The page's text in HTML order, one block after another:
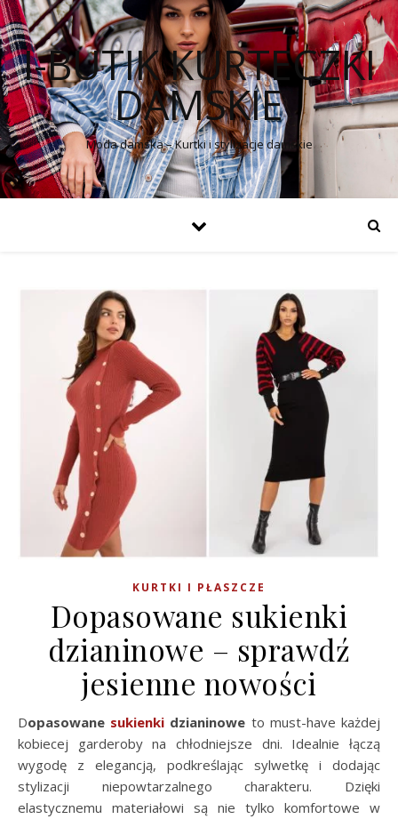
I-BUTIK KURTECZKI
DAMSKIE
Moda damska – Kurtki i stylizacje damskie
KURTKI I PŁASZCZE
Dopasowane sukienki
dzianinowe – sprawdź
jesienne nowości
Dopasowane sukienki dzianinowe to must-have każdej
kobiecej garderoby na chłodniejsze dni. Idealnie łączą
wygodę z elegancją, podkreślając sylwetkę i dodając
stylizacji niepowtarzalnego charakteru. Dzięki
elastycznemu materiałowi są nie tylko komfortowe w